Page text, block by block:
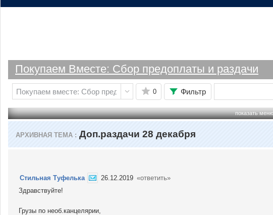
Покупаем Вместе: Сбор предоплаты и раздачи
0 Фильтр
показать
АРХИВНАЯ ТЕМА Доп.раздачи 28 декабря
Стильная Туфелька 26.12.2019 «ответить»
Здравствуйте!
Грузы по необ.канцелярии,